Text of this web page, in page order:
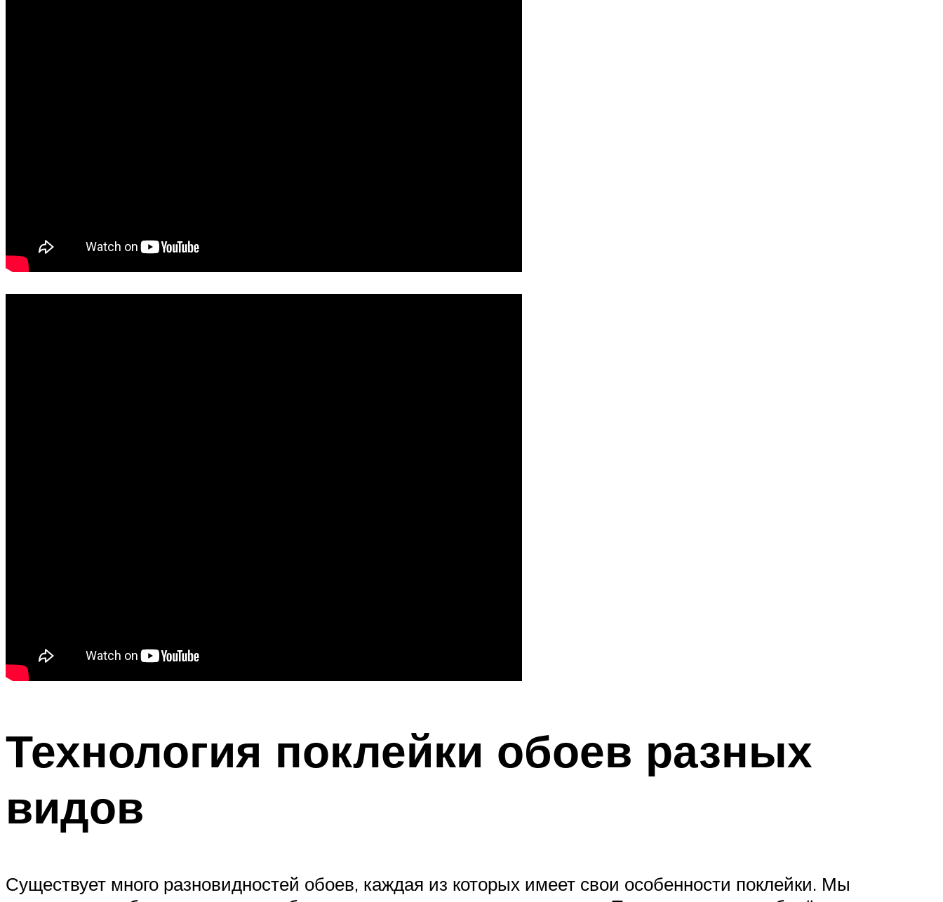
Технология поклейки обоев разных
видов
Существует много разновидностей обоев, каждая из которых имеет свои особенности поклейки. Мы